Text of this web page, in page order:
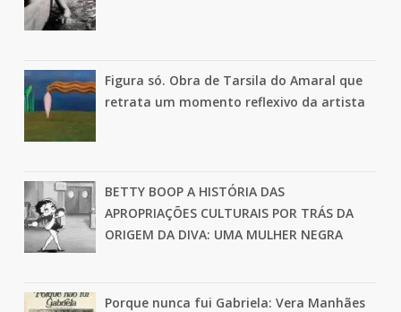
Figura só. Obra de Tarsila do Amaral que
retrata um momento reflexivo da artista
BETTY BOOP A HISTÓRIA DAS
APROPRIAÇÕES CULTURAIS POR TRÁS DA
ORIGEM DA DIVA: UMA MULHER NEGRA
Porque nunca fui Gabriela: Vera Manhães